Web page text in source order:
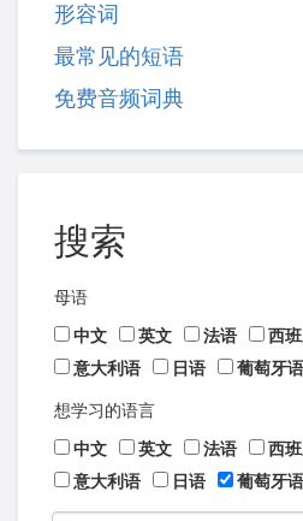
形容词
最常见的短语
免费音频词典
搜索
母语
中文
英文 法语 西
意大利语
日语 葡萄牙语
想学习的语言
中文
英文 法语 西
意大利语
日语 葡萄牙语